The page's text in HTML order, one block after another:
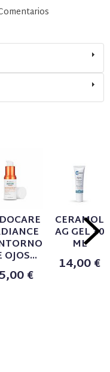
OJOS...
€
CERAMOL
AG GEL 30
ML
14,00 €